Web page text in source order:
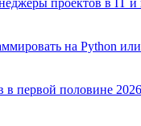
на Python
в первой половине